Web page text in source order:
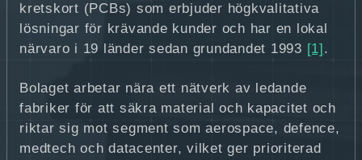
kretskort (PCBs) som erbjuder högkvalitativa
lösningar för krävande kunder och har en lokal
närvaro i 19 länder sedan grundandet 1993 [1] .
Bolaget arbetar nära ett nätverk av ledande
fabriker för att säkra material och kapacitet och
riktar sig mot segment som aerospace, defence,
medtech och datacenter, vilket ger prioriterad